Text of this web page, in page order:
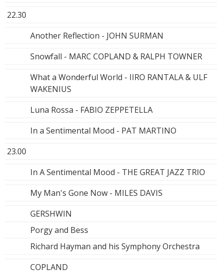
22.30
Another Reflection - JOHN SURMAN
Snowfall - MARC COPLAND & RALPH TOWNER
What a Wonderful World - IIRO RANTALA & ULF
WAKENIUS
Luna Rossa - FABIO ZEPPETELLA
In a Sentimental Mood - PAT MARTINO
23.00
In A Sentimental Mood - THE GREAT JAZZ TRIO
My Man's Gone Now - MILES DAVIS
GERSHWIN
Porgy and Bess
Richard Hayman and his Symphony Orchestra
COPLAND